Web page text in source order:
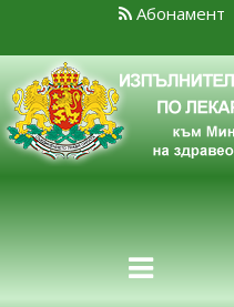
Абонамент